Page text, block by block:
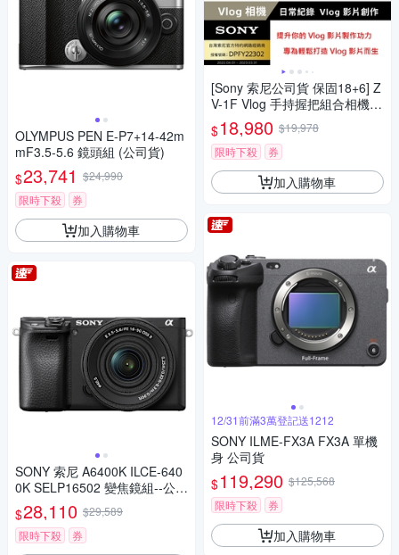
OLYMPUS PEN E-P7+14-42m
mF3.5-5.6 鏡頭組 (公司貨)
$23,741 $24,990
限時下殺
券
加入購物車
SONY 索尼 A6400K ILCE-640
0K SELP16502 變焦鏡組--公司
貨
$28,110 $29,589
限時下殺
券
[Sony 索尼公司貨 保固18+6] Z
V-1F Vlog 手持握把組合相機
(網紅新手/生活隨拍)
$18,980 $19,978
限時下殺
券
加入購物車
12/31前滿3萬登記送1212
SONY ILME-FX3A FX3A 單機
身 公司貨
$119,290 $125,568
限時下殺
券
加入購物車